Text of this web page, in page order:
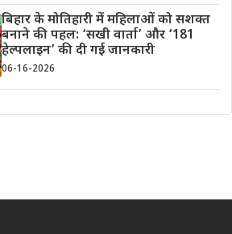
बिहार के मोतिहारी में महिलाओं को सशक्त
बनाने की पहल: ‘सखी वार्ता’ और ‘181
हेल्पलाइन’ की दी गई जानकारी
06-16-2026